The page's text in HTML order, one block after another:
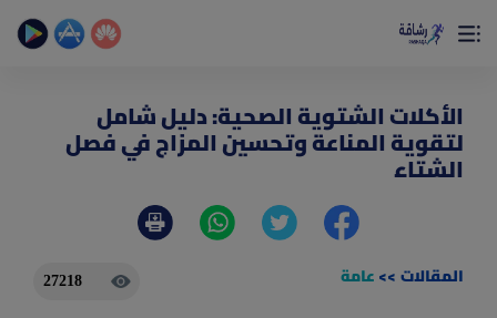
×
حساب الخطوات اليومية _ حساب السعرات _ تمارين منزلية
الصفحة الرئيسية(current)
الأكلات الشتوية الصحية: دليل شامل
لتقوية المناعة وتحسين المزاج في فصل
الشتاء
المقالات>>عامة 27218